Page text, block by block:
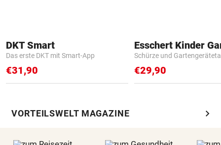
DKT Smart
Das erste DKT mit Smart-App
€31,90
Schürze und
€29,90
VORTEILSWELT MAGAZINE chevron_right